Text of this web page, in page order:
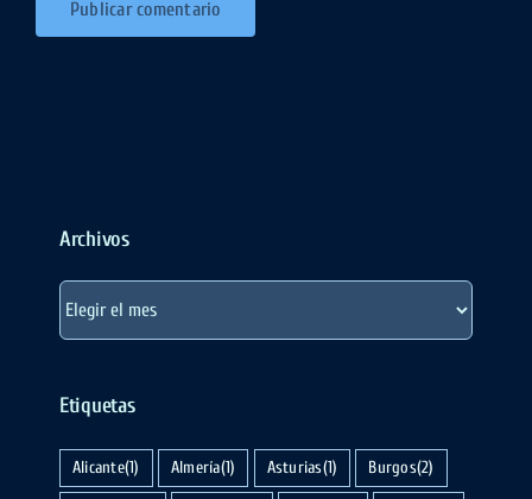
Archivos
Etiquetas
Alicante(1) Almería(1) Asturias(1) Burgos(2)